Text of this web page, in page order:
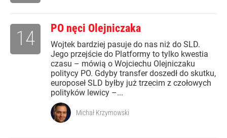
PO nęci Olejniczaka
Wojtek bardziej pasuje do nas niż do SLD.
Jego przejście do Platformy to tylko kwestia
czasu – mówią o Wojciechu Olejniczaku
politycy PO. Gdyby transfer doszedł do skutku,
europoseł SLD byłby już trzecim z czołowych
polityków lewicy –...
14
Michał Krzymowski